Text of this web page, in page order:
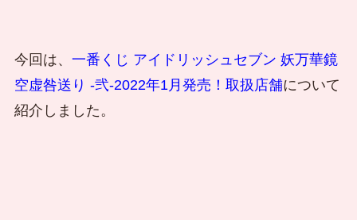
今回は、 一番くじ アイドリッシュセブン 妖万華鏡
空虚咎送り -弐-2022年1月発売！取扱店舗について
紹介しました。